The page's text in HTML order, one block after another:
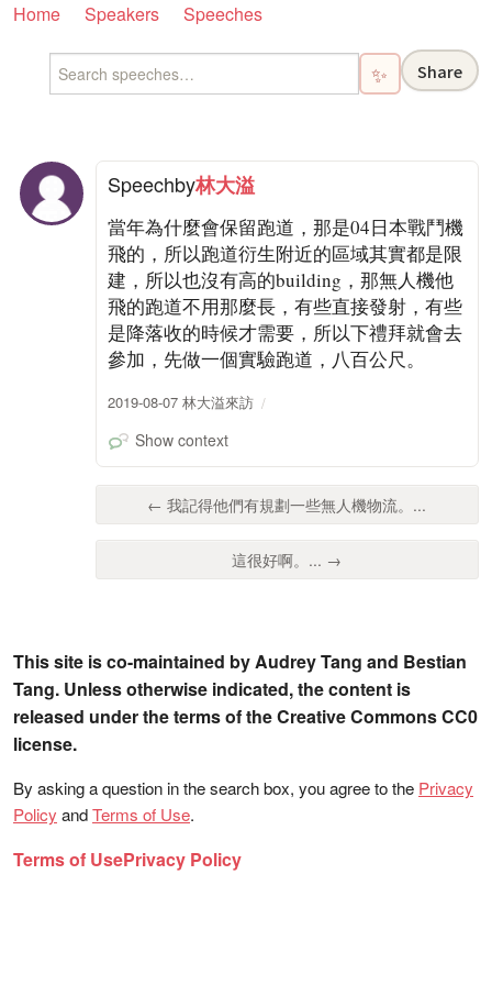
Home Speakers Speeches
✨ Share
Speechby林大溢
當年為什麼會保留跑道，那是04日本戰鬥機
飛的，所以跑道衍生附近的區域其實都是限
建，所以也沒有高的building，那無人機他
飛的跑道不用那麼長，有些直接發射，有些
是降落收的時候才需要，所以下禮拜就會去
參加，先做一個實驗跑道，八百公尺。
2019-08-07 林大溢來訪
Show context
← 我記得他們有規劃一些無人機物流。...
這很好啊。... →
This site is co-maintained by Audrey Tang and Bestian
Tang. Unless otherwise indicated, the content is
released under the terms of the Creative Commons CC0
license.
By asking a question in the search box, you agree to the Privacy
Policy andTerms of Use.
Terms of UsePrivacy Policy